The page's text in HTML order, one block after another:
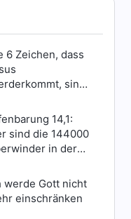
6 Zeichen, dass
sind
14,1:
sind die 144000
in der
werde Gott nicht
einschränken